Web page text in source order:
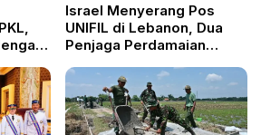
Israel Menyerang Pos
UNIFIL di Lebanon, Dua
Penjaga Perdamaian
Resmi dari Berbagai Pihak